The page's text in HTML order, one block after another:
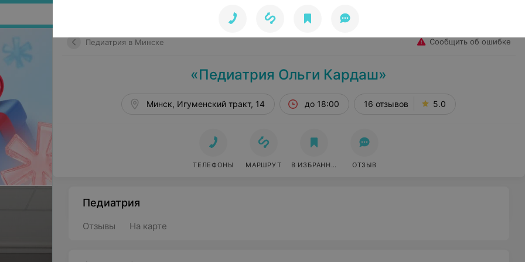
Педиатрия в Минске Сообщить об ошибке
«Педиатрия Ольги Кардаш»
Минск, Игуменский тракт, 14 до 18:00 16 отзывов 5.0
ТЕЛЕФОНЫ МАРШРУТ В ИЗБРАННОЕ ОТЗЫВ
Педиатрия
Отзывы На карте